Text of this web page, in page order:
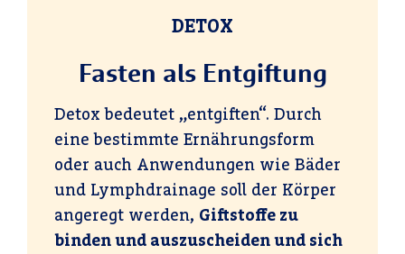
DETOX
Fasten als Entgiftung
Detox bedeutet „entgiften“. Durch
eine bestimmte Ernährungsform
oder auch Anwendungen wie Bäder
und Lymphdrainage soll der Körper
angeregt werden, Giftstoffe zu
binden und auszuscheiden und sich